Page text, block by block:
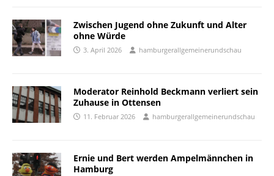
Zwischen Jugend ohne Zukunft und Alter
ohne Würde
3. April 2026 hamburgerallgemeinerundschau
Moderator Reinhold Beckmann verliert sein
Zuhause in Ottensen
11. Februar 2026 hamburgerallgemeinerundschau
Ernie und Bert werden Ampelmännchen in
Hamburg